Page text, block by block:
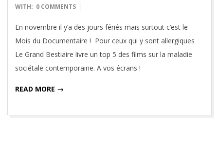
11-
WITH: 0 COMMENTS
En novembre il y’a des jours fériés mais surtout c’est le
Mois du Documentaire ! Pour ceux qui y sont allergiques
Le Grand Bestiaire livre un top 5 des films sur la maladie
sociétale contemporaine. A vos écrans !
READ MORE →